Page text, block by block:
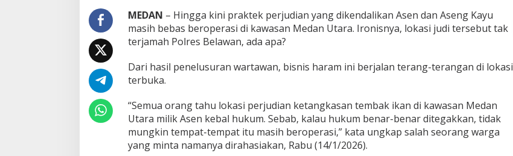
d
!
P
a
k
J
u
d
MEDAN – Hingga kini praktek perjudian yang dikendalikan Asen dan Aseng Kayu
masih bebas beroperasi di kawasan Medan Utara. Ironisnya, lokasi judi tersebut tak
terjamah Polres Belawan, ada apa?
Dari hasil penelusuran wartawan, bisnis haram ini berjalan terang-terangan di lokasi
terbuka.
“Semua orang tahu lokasi perjudian ketangkasan tembak ikan di kawasan Medan
Utara milik Asen kebal hukum. Sebab, kalau hukum benar-benar ditegakkan, tidak
mungkin tempat-tempat itu masih beroperasi,” kata ungkap salah seorang warga
yang minta namanya dirahasiakan, Rabu (14/1/2026).